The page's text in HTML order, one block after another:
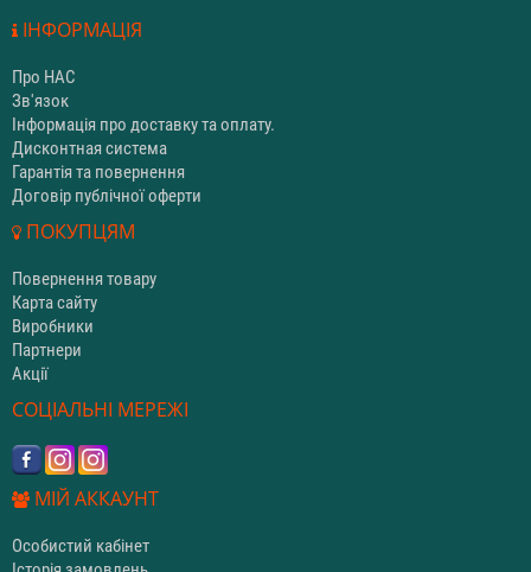
ІНФОРМАЦІЯ
Про НАС
Зв'язок
Інформація про доставку та оплату.
Дисконтная система
Гарантія та повернення
Договір публічної оферти
ПОКУПЦЯМ
Повернення товару
Карта сайту
Виробники
Партнери
Акції
СОЦІАЛЬНІ МЕРЕЖІ
МІЙ АККАУНТ
Особистий кабінет